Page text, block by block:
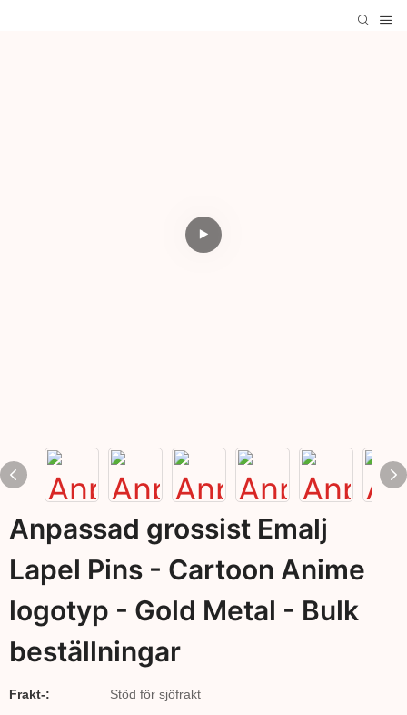
Anpassad grossist Emalj
Lapel Pins - Cartoon Anime
logotyp - Gold Metal - Bulk
beställningar
Frakt-: Stöd för sjöfrakt